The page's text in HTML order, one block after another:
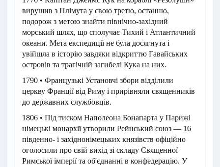
вирушив з Плімута у свою третю, останню,
подорож з метою знайти північно-західний
морський шлях, що сполучає Тихий і Атлантичний
океани. Мета експедиції не була досягнута і
увійшла в історію завдяки відкриттю Гавайських
островів та трагічній загибелі Кука на них.
1790 • Французькі Установчі збори відділили
церкву Франції від Риму і прирівняли священників
до державних службовців.
1806 • Під тиском Наполеона Бонапарта у Парижі
німецькі монархії утворили Рейнський союз — 16
південно- і західнонімецьких князівств офіційно
оголосили про свій вихід зі складу Священної
Римської імперії та об'єднанні в конфедерацію. У